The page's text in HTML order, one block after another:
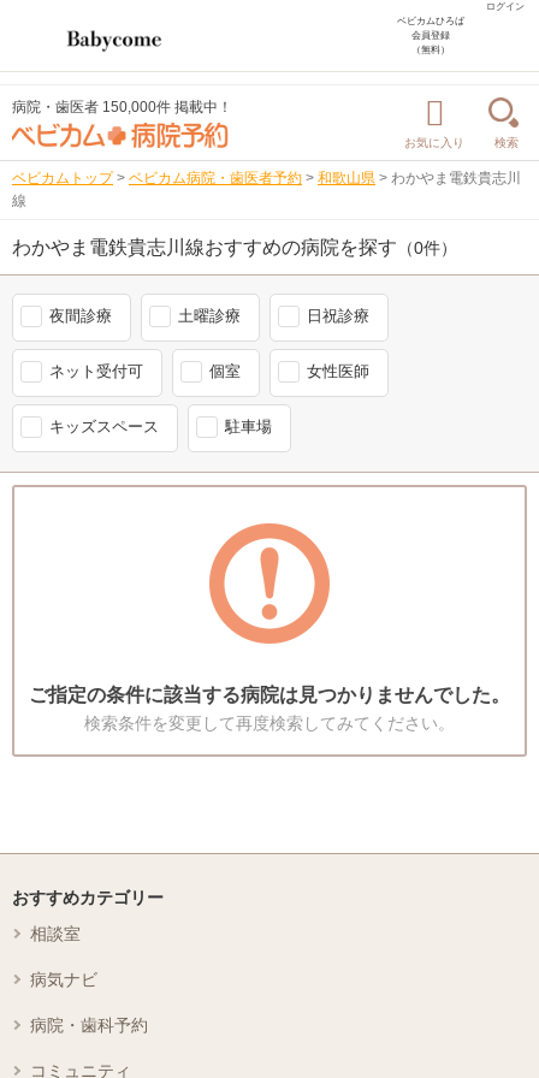
ログイン
ベビカムひろば
会員登録
（無料）
病院・歯医者 150,000件 掲載中！
お気に入り 検索
ベビカムトップ > ベビカム病院・歯医者予約 > 和歌山県 > わかやま電鉄貴志川
線
わかやま電鉄貴志川線おすすめの病院を探す （0件）
夜間診療 土曜診療 日祝診療
ネット受付可 個室 女性医師
キッズスペース 駐車場
ご指定の条件に該当する病院は見つかりませんでした。
検索条件を変更して再度検索してみてください。
おすすめカテゴリー
相談室
病気ナビ
病院・歯科予約
コミュニティ